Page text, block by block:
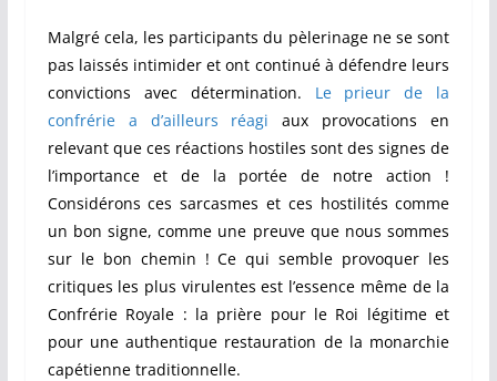
Malgré cela, les participants du pèlerinage ne se sont
pas laissés intimider et ont continué à défendre leurs
convictions avec détermination. Le prieur de la
confrérie a d’ailleurs réagi aux provocations en
relevant que ces réactions hostiles sont des signes de
l’importance et de la portée de notre action !
Considérons ces sarcasmes et ces hostilités comme
un bon signe, comme une preuve que nous sommes
sur le bon chemin ! Ce qui semble provoquer les
critiques les plus virulentes est l’essence même de la
Confrérie Royale : la prière pour le Roi légitime et
pour une authentique restauration de la monarchie
capétienne traditionnelle.